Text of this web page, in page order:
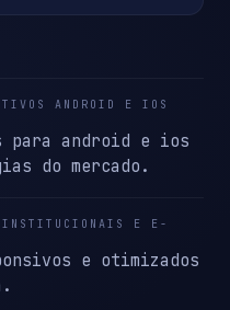
ANDROID E IOS
para android e ios
do mercado.
INSTITUCIONAIS E E-
e otimizados